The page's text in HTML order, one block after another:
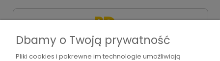
+48 571 310 234
Dbamy o Twoją prywatność
Pliki cookies i pokrewne im technologie umożliwiają